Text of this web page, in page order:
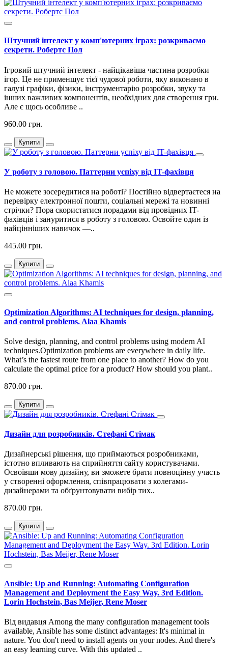
Штучний інтелект у комп'ютерних іграх: розкриваємо
секрети. Робертс Пол
Ігровий штучний інтелект - найцікавіша частина розробки
ігор. Це не применшує тієї чудової роботи, яку виконано в
галузі графіки, фізики, інструментарію розробки, звуку та
інших важливих компонентів, необхідних для створення гри.
Але є щось особливе ..
960.00 грн.
Купити
У роботу з головою. Паттерни успіху від IT-фахівця
Не можете зосередитися на роботі? Постійно відвертаєтеся на
перевірку електронної пошти, соціальні мережі та новинні
стрічки? Пора скористатися порадами від провідних IT-
фахівців і зануритися в роботу з головою. Освойте один із
найцінніших навичок —..
445.00 грн.
Купити
Optimization Algorithms: AI techniques for design, planning,
and control problems. Alaa Khamis
Solve design, planning, and control problems using modern AI
techniques.Optimization problems are everywhere in daily life.
What’s the fastest route from one place to another? How do you
calculate the optimal price for a product? How should you plant..
870.00 грн.
Купити
Дизайн для розробників. Стефані Стімак
Дизайнерські рішення, що приймаються розробниками,
істотно впливають на сприйняття сайту користувачами.
Освоївши мову дизайну, ви зможете брати повноцінну участь
у створенні оформлення, співпрацювати з колегами-
дизайнерами та обґрунтовувати вибір тих..
870.00 грн.
Купити
Ansible: Up and Running: Automating Configuration
Management and Deployment the Easy Way. 3rd Edition.
Lorin Hochstein, Bas Meijer, Rene Moser
Від видавця Among the many configuration management tools
available, Ansible has some distinct advantages: It's minimal in
nature. You don't need to install agents on your nodes. And there's
an easy learning curve. With this updated ..